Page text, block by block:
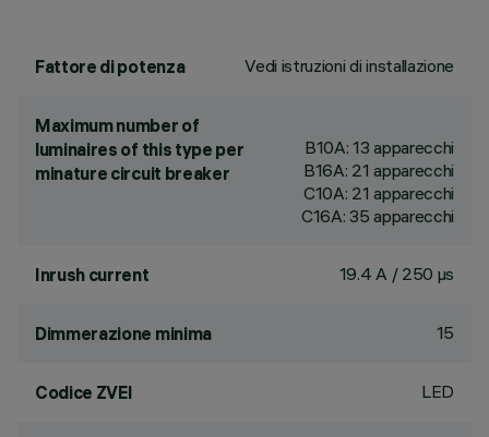
Fattore di potenza Vedi istruzioni di installazione
Maximum number of
luminaires of this type per
minature circuit breaker
B10A: 13 apparecchi
B16A: 21 apparecchi
C10A: 21 apparecchi
C16A: 35 apparecchi
Inrush current 19.4 A / 250 µs
Dimmerazione minima 15
Codice ZVEI LED